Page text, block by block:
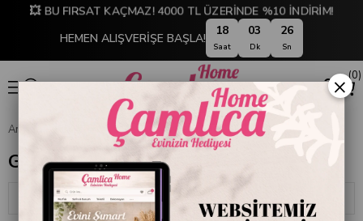
💥 BU FIRSAT KAÇMAZ! 4000 TL ÜZERİNDE %10 İNDİRİM!
HEMEN ALIŞVERİŞE BAŞLA!
18
Saat
03
Dk
26
Sn
0
Anasayfa DEKORASYON Saat Guguklu Saatler
Guguklu Saatler
Filtreleme
Sıralama
×